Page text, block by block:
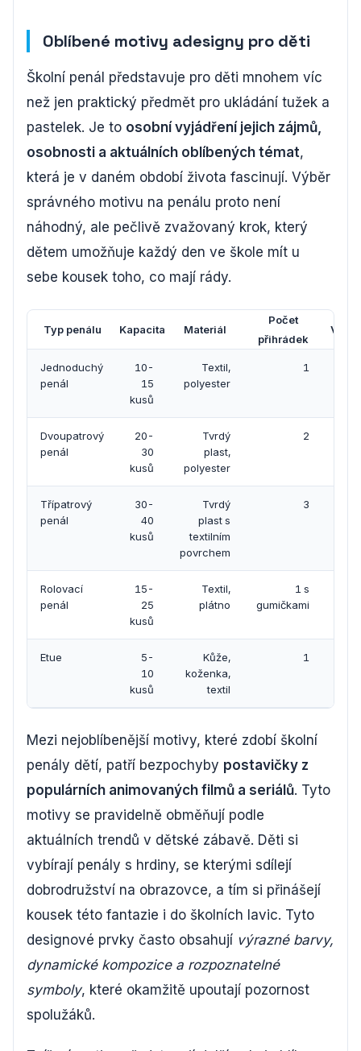
Oblíbené motivy adesigny pro děti
Školní penál představuje pro děti mnohem víc
než jen praktický předmět pro ukládání tužek a
pastelek. Je to osobní vyjádření jejich zájmů,
osobnosti a aktuálních oblíbených témat,
která je v daném období života fascinují. Výběr
správného motivu na penálu proto není
náhodný, ale pečlivě zvažovaný krok, který
dětem umožňuje každý den ve škole mít u
sebe kousek toho, co mají rády.
Typ penálu Kapacita Materiál
Počet
přihrádek
Jednoduchý
penál
10-
15
kusů
Textil,
polyester
1
Dvoupatrový
penál
20-
30
kusů
Tvrdý
plast,
polyester
2
Třípatrový
penál
30-
40
kusů
Tvrdý
plast s
textilním
povrchem
3
Rolovací
penál
15-
25
kusů
Textil,
plátno
1 s
gumičkami
Etue
5-
10
kusů
Kůže,
koženka,
textil
1
Mezi nejoblíbenější motivy, které zdobí školní
penály dětí, patří bezpochyby postavičky z
populárních animovaných filmů a seriálů. Tyto
motivy se pravidelně obměňují podle
aktuálních trendů v dětské zábavě. Děti si
vybírají penály s hrdiny, se kterými sdílejí
dobrodružství na obrazovce, a tím si přinášejí
kousek této fantazie i do školních lavic. Tyto
designové prvky často obsahují výrazné barvy,
dynamické kompozice a rozpoznatelné
symboly, které okamžitě upoutají pozornost
spolužáků.